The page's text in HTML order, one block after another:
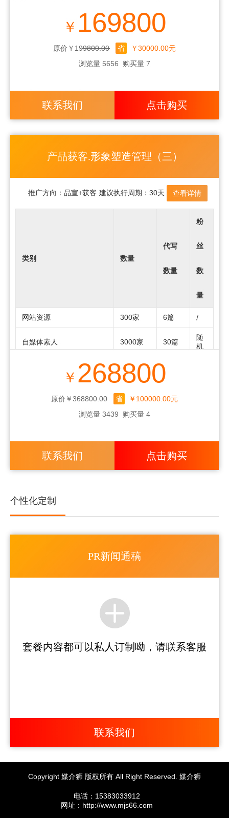
"小红书素人 (商品+话题)" 5000家
5000
篇
"小红书KOL (商品+话题)" 500家
篇
百度知道
答/100组
10篇
￥ 169800
原价￥199800.00 省
￥30000.00元
浏览量 5656
购买量 7
联系我们 点击购买
产品获客.形象塑造管理（三）
推广方向： 品宣+获客 建议执行周期： 30天 查看详情
类别 数量
代写
数量
粉
丝
数
量
网站资源 300家 6篇 /
自媒体素人 3000家 30篇
随
机
自媒体KOL大号 300家 30篇
150家
"小红书素人 (商品+话题)" 10000家
10000
1
一问三
￥ 268800
原价￥368800.00 省
￥100000.00元
浏览量 3439
购买量 4
联系我们 点击购买
个性化定制
PR新闻通稿
套餐内容都可以私人订制呦，请联系客服
联系我们
Copyright 媒介狮 版权所有 All Right Reserved. 媒介狮
电话：15383033912
网址：http://www.mjs66.com